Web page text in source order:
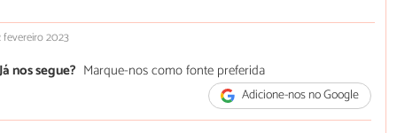
2023
Já nos segue? Marque-nos como fonte preferida
Adicione-nos no Google